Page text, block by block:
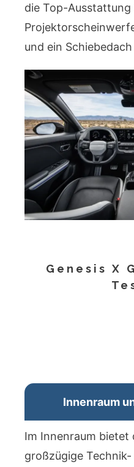
die Top-Ausstattung
und ein
Genesis X
Innenraum
Im Innenraum bietet
großzügige Technik-